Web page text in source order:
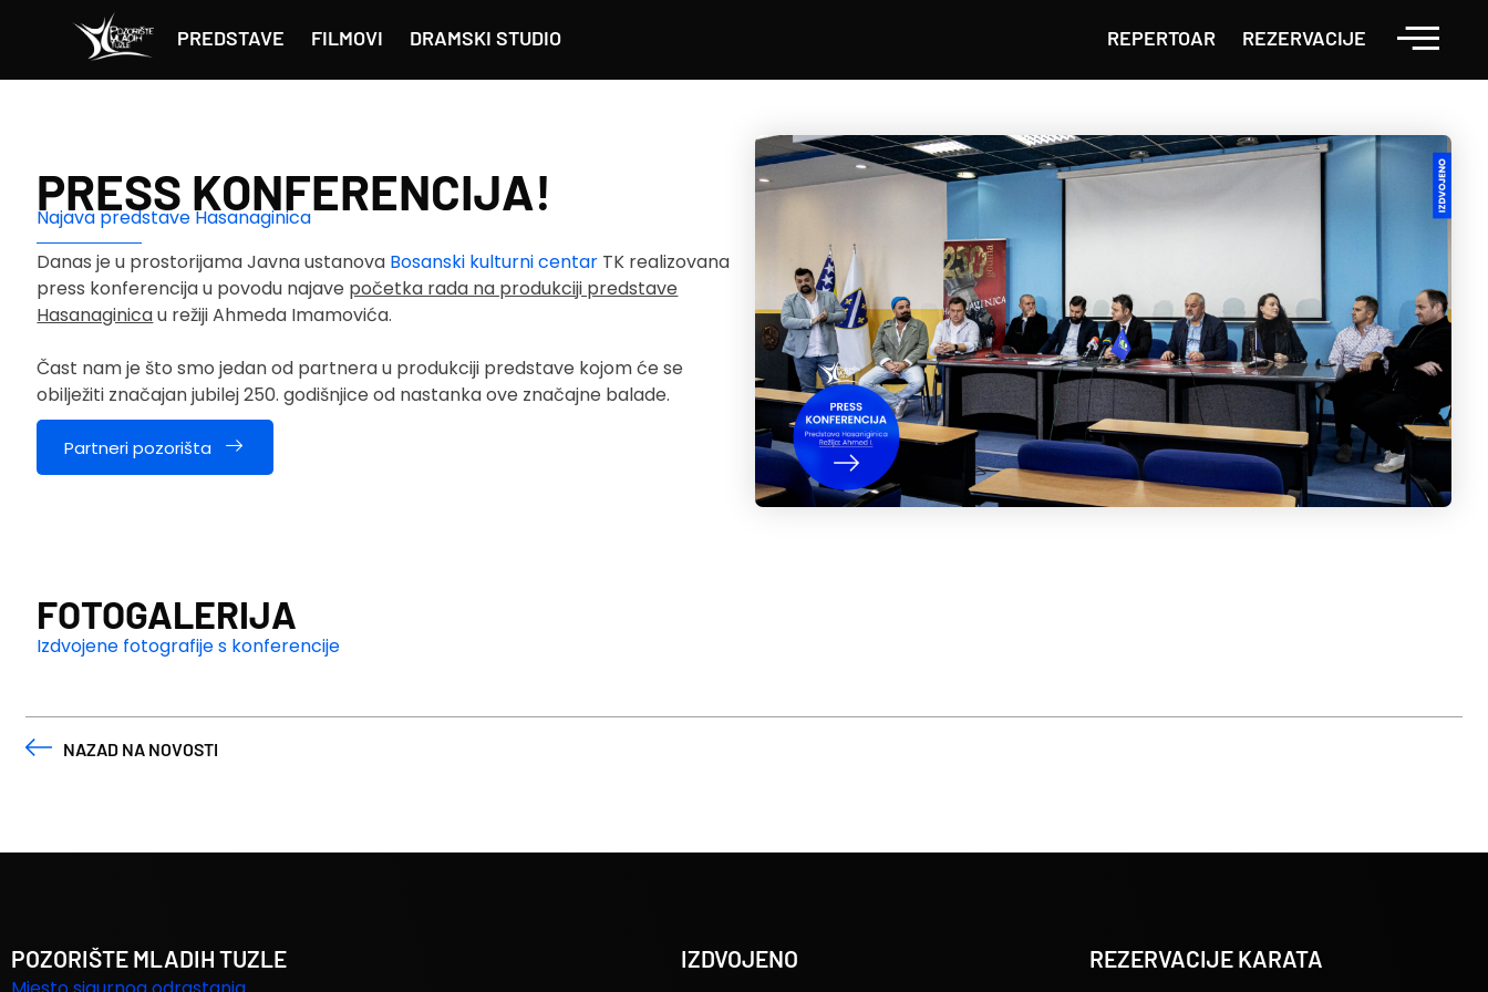
PREDSTAVE FILMOVI DRAMSKI STUDIO REPERTOAR REZERVACIJE
PRESS KONFERENCIJA!
Najava predstave Hasanaginica
Danas je u prostorijamaJavna ustanova Bosanski kulturni centar TK realizovana
press konferencija u povodu najave početka rada na produkciji predstave
Hasanaginicau režiji Ahmeda Imamovića.
Čast nam je što smo jedan od partnera u produkciji predstave kojom će se
obilježiti značajan jubilej 250. godišnjice od nastanka ove značajne balade.
Partneri pozorišta
FOTOGALERIJA
Izdvojene fotografije s konferencije
NAZAD NA NOVOSTI
POZORIŠTE MLADIH TUZLE IZDVOJENO REZERVACIJE KARATA